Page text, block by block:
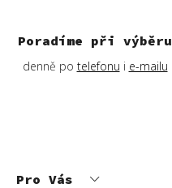
Poradíme při výběru
denně po telefonu i e-mailu
Pro Vás